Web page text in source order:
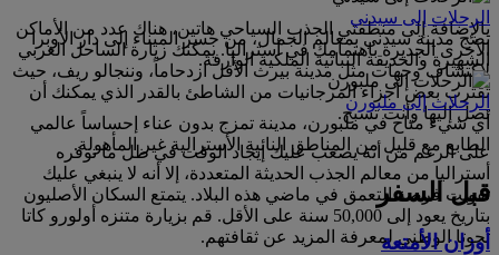
بالإضافة إلى منطقتي الجذب السياحي هاتين، هناك عدد من الأماكن
الأخرى الجديرة باهتمامك في أستراليا. يمكنك زيارة الساحل الغربي
لاكتشاف وجهات مثل مدينة بيرث الأقل ازدحاماً، وننجالو ريف، حيث
تقترب بعض أجزاء المرجانيات من الشاطئ بالقدر الذي يمكنك أن
تصل إليها وأنت تسبح.
على الرغم من أنه يصعب عليك إيجاد الوقت في ظل ما توفره
أستراليا من معالم الجذب الحديثة المتعددة، إلا أنه لا ينبغي عليك
تفويت فرصة التعمق في ماضي هذه البلاد. يتمتع السكان الأصليون
بتاريخ يعود إلى 50,000 سنة على الأقل. قم بزيارة متنزه أولورو كاتا
تجوتا الوطني لمعرفة المزيد عن ثقافتهم.
الرحلات إلى سيدني
تضج مدينة سيدني بمعالم الجمال، من جسر الميناء إلى دار الأوبرا
الشهيرة والحديقة النباتية الملكية الوارفة.
الرحلات إلى ملبورن
أي شيء متاح في ملبورن، مدينة تمزج بدون عناء إحساساً عالمي
الطابع مع قليل من المناطق النائية الأسترالية غير المأهولة.
قبل السفر
أوزان الأمتعة